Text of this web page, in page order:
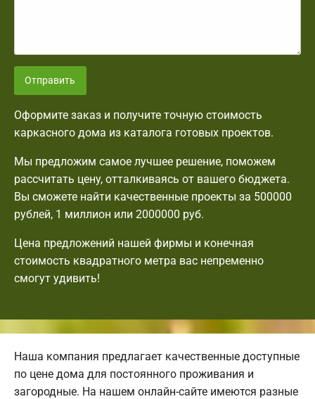
Отправить
Оформите заказ и получите точную стоимость
каркасного дома из каталога готовых проектов.
Мы предложим самое лучшее решение, поможем
рассчитать цену, отталкиваясь от вашего бюджета.
Вы сможете найти качественные проекты за 500000
рублей, 1 миллион или 2000000 руб.
Цена предложений нашей фирмы и конечная
стоимость квадратного метра вас непременно
смогут удивить!
Наша компания предлагает качественные доступные
по цене дома для постоянного проживания и
загородные. На нашем онлайн-сайте имеются разные